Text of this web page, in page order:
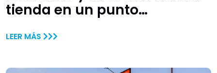
tienda en un punto
Sula
LEER MÁS